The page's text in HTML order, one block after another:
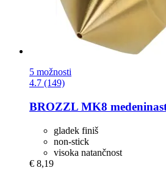
5 možnosti
4.7 (149)
BROZZL MK8
gladek finiš
non-stick
visoka natančnost
€ 8,19